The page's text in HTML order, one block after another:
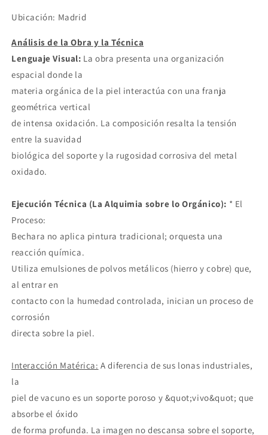
Ubicación: Madrid
Análisis de la Obra y la Técnica
Lenguaje Visual: La obra presenta una organización
espacial donde la
materia orgánica de la piel interactúa con una franja
geométrica vertical
de intensa oxidación. La composición resalta la tensión
entre la suavidad
biológica del soporte y la rugosidad corrosiva del metal
oxidado.
Ejecución Técnica (La Alquimia sobre lo Orgánico): * El
Proceso:
Bechara no aplica pintura tradicional; orquesta una
reacción química.
Utiliza emulsiones de polvos metálicos (hierro y cobre) que,
al entrar en
contacto con la humedad controlada, inician un proceso de
corrosión
directa sobre la piel.
Interacción Matérica: A diferencia de sus lonas industriales,
la
piel de vacuno es un soporte poroso y &quot;vivo&quot; que
absorbe el óxido
de forma profunda. La imagen no descansa sobre el soporte,